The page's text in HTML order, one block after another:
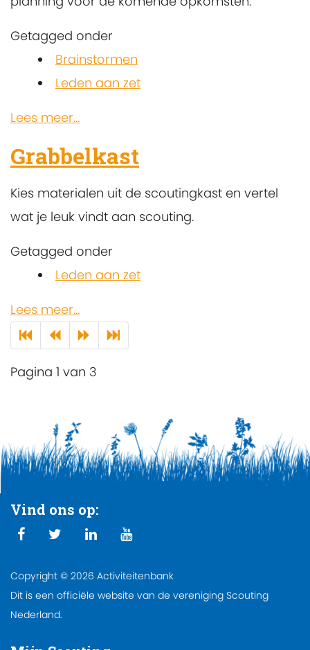
Getagged onder
Brainstormen
Leden aan zet
Lees meer...
Grabbelkast
Kies materialen uit de scoutingkast en vertel
wat je leuk vindt aan scouting.
Getagged onder
Leden aan zet
Lees meer...
Pagina 1 van 3
Vind ons op:
Copyright © 2026 Activiteitenbank
Dit is een officiële website van de vereniging Scouting
Nederland.